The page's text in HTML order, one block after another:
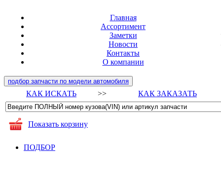
Главная
Ассортимент
Заметки
Новости
Контакты
О компании
подбор запчасти по модели автомобиля
КАК ИСКАТЬ >> КАК ЗАКАЗАТЬ
Показать корзину
ПОДБОР